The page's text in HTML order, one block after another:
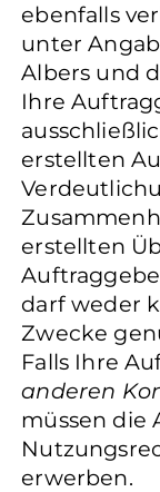
ebenfalls
unter
Albers und
Ihre
erstellten
erstellten
darf weder
Zwecke
Falls Ihre
anderen
müssen die
erwerben.